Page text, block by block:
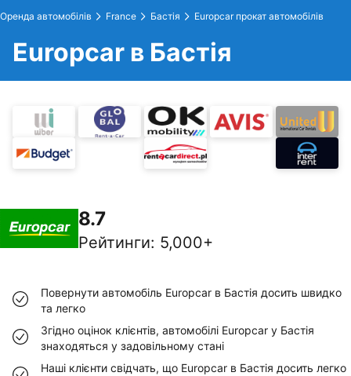
Оренда автомобілів France Бастія Europcar прокат автомобілів
Europcar в Бастія
8.7
Рейтинги: 5,000+
Повернути автомобіль Europcar в Бастія досить швидко
та легко
Згідно оцінок клієнтів, автомобілі Europcar у Бастія
знаходяться у задовільному стані
Наші клієнти свідчать, що Europcar в Бастія досить легко